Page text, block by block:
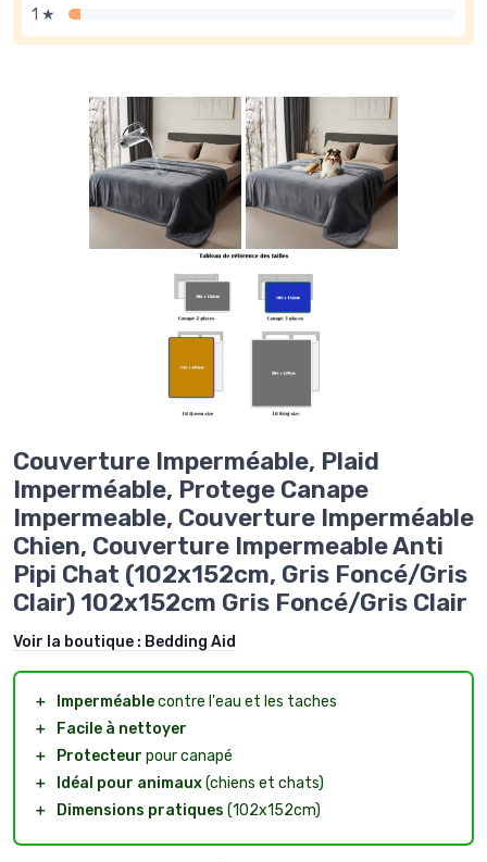
1 ★
Couverture Imperméable, Plaid
Imperméable, Protege Canape
Impermeable, Couverture Imperméable
Chien, Couverture Impermeable Anti
Pipi Chat (102x152cm, Gris Foncé/Gris
Clair) 102x152cm Gris Foncé/Gris Clair
Voir la boutique : Bedding Aid
＋ Imperméablecontre l'eau et les taches
＋
Facile à nettoyer
＋
Protecteur pour canapé
＋
Idéal pour animaux(chiens et chats)
＋
Dimensions pratiques (102x152cm)